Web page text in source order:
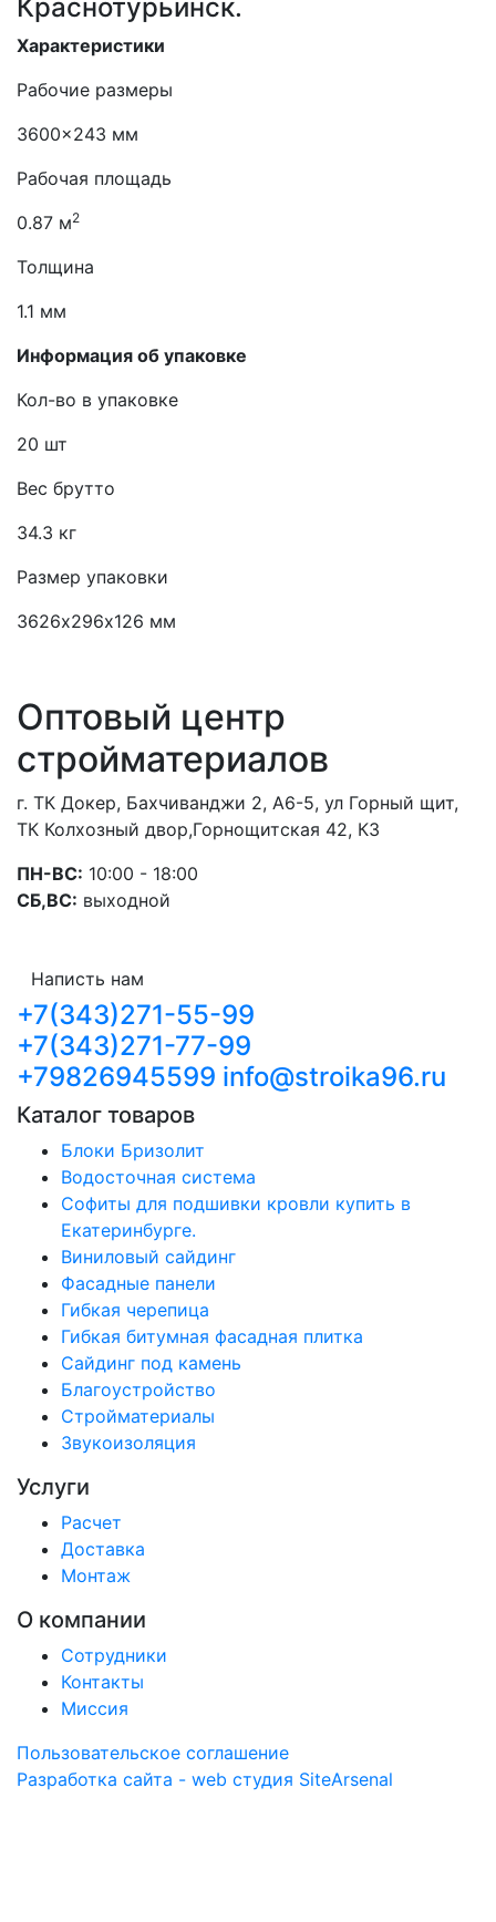
Краснотурьинск.
Характеристики
Рабочие размеры
3600×243 мм
Рабочая площадь
0.87 м2
Толщина
1.1 мм
Информация об упаковке
Кол-во в упаковке
20 шт
Вес брутто
34.3 кг
Размер упаковки
3626х296х126 мм
Оптовый центр
стройматериалов
г. ТК Докер, Бахчиванджи 2, А6-5, ул Горный щит,
ТК Колхозный двор,Горнощитская 42, К3
ПН-ВС: 10:00 - 18:00
СБ,ВС: выходной
Написть нам
+7(343)271-55-99
+7(343)271-77-99
+79826945599 info@stroika96.ru
Каталог товаров
Блоки Бризолит
Водосточная система
Софиты для подшивки кровли купить в
Екатеринбурге.
Виниловый сайдинг
Фасадные панели
Гибкая черепица
Гибкая битумная фасадная плитка
Сайдинг под камень
Благоустройство
Стройматериалы
Звукоизоляция
Услуги
Расчет
Доставка
Монтаж
О компании
Сотрудники
Контакты
Миссия
Пользовательское соглашение
Разработка сайта - web студия SiteArsenal